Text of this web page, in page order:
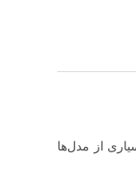
از مدل‌ها